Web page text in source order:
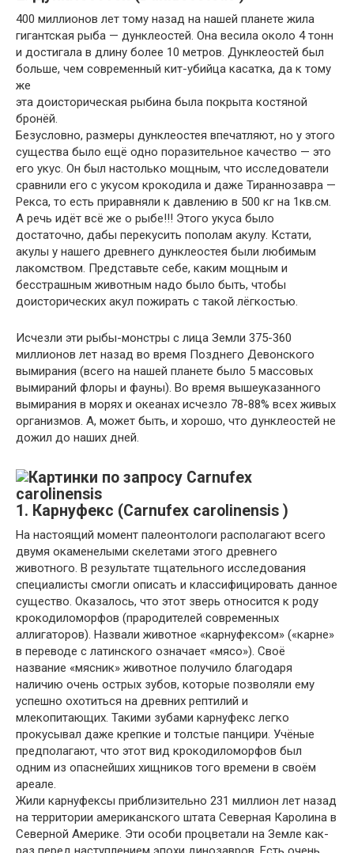
400 миллионов лет тому назад на нашей планете жила
гигантская рыба — дунклеостей. Она весила около 4 тонн
и достигала в длину более 10 метров. Дунклеостей был
больше, чем современный кит-убийца касатка, да к тому
же
эта доисторическая рыбина была покрыта костяной
бронёй.
Безусловно, размеры дунклеостея впечатляют, но у этого
существа было ещё одно поразительное качество — это
его укус. Он был настолько мощным, что исследователи
сравнили его с укусом крокодила и даже Тираннозавра —
Рекса, то есть приравняли к давлению в 500 кг на 1кв.см.
А речь идёт всё же о рыбе!!! Этого укуса было
достаточно, дабы перекусить пополам акулу. Кстати,
акулы у нашего древнего дунклеостея были любимым
лакомством. Представьте себе, каким мощным и
бесстрашным животным надо было быть, чтобы
доисторических акул пожирать с такой лёгкостью.
Исчезли эти рыбы-монстры с лица Земли 375-360
миллионов лет назад во время Позднего Девонского
вымирания (всего на нашей планете было 5 массовых
вымираний флоры и фауны). Во время вышеуказанного
вымирания в морях и океанах исчезло 78-88% всех живых
организмов. А, может быть, и хорошо, что дунклеостей не
дожил до наших дней.
1. Карнуфекс (Carnufex carolinensis )
На настоящий момент палеонтологи располагают всего
двумя окаменелыми скелетами этого древнего
животного. В результате тщательного исследования
специалисты смогли описать и классифицировать данное
существо. Оказалось, что этот зверь относится к роду
крокодиломорфов (прародителей современных
аллигаторов). Назвали животное «карнуфексом» («карне»
в переводе с латинского означает «мясо»). Своё
название «мясник» животное получило благодаря
наличию очень острых зубов, которые позволяли ему
успешно охотиться на древних рептилий и
млекопитающих. Такими зубами карнуфекс легко
прокусывал даже крепкие и толстые панцири. Учёные
предполагают, что этот вид крокодиломорфов был
одним из опаснейших хищников того времени в своём
ареале.
Жили карнуфексы приблизительно 231 миллион лет назад
на территории американского штата Северная Каролина в
Северной Америке. Эти особи процветали на Земле как-